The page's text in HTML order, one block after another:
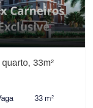
33m²
33 m²